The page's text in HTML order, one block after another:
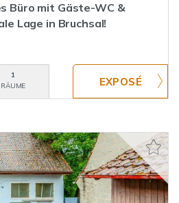
Büro mit Gäste-WC &
Lage in Bruchsal!
1
RÄUME